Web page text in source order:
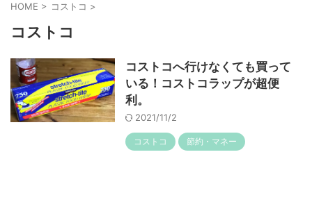
HOME > コストコ >
コストコ
コストコへ行けなくても買って
いる！コストコラップが超便
利。
2021/11/2
コストコ 節約・マネー